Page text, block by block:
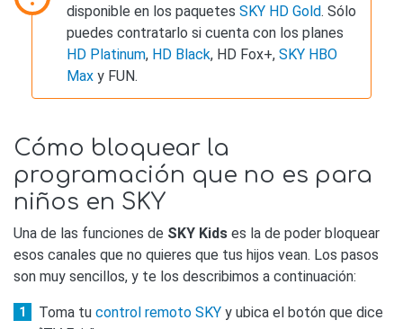
disponible en los paquetesSKY HD Gold. Sólo
puedes contratarlo si cuenta con los planes
HD Platinum, HD Black, HD Fox+,SKY HBO
Max y FUN.
Cómo bloquear la
programación que no es para
niños en SKY
Una de las funciones de SKY Kids es la de poder bloquear
esos canales que no quieres que tus hijos vean. Los pasos
son muy sencillos, y te los describimos a continuación:
Toma tu control remoto SKY y ubica el botón que dice